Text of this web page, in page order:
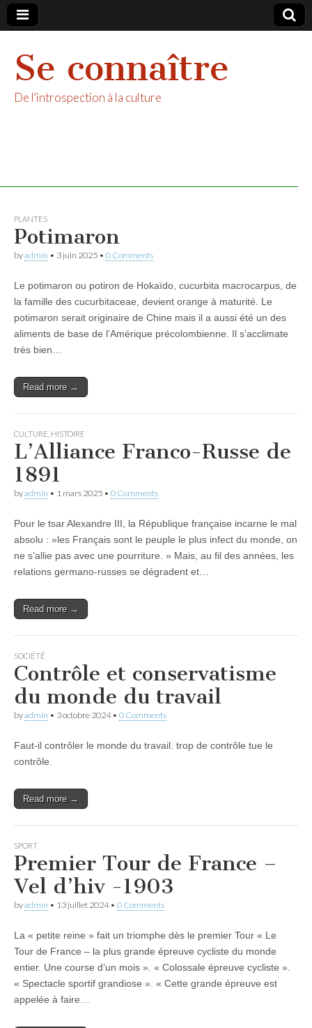
Se connaître
De l'introspection à la culture
PLANTES
Potimaron
byadmin • 3 juin 2025 • 0 Comments
Le potimaron ou potiron de Hokaïdo, cucurbita macrocarpus, de
la famille des cucurbitaceae, devient orange à maturité. Le
potimaron serait originaire de Chine mais il a aussi été un des
aliments de base de l’Amérique précolombienne. Il s’acclimate
très bien…
Read more →
CULTURE HISTOIRE
L’Alliance Franco-Russe de
1891
byadmin • 1 mars 2025 • 0 Comments
Pour le tsar Alexandre III, la République française incarne le mal
absolu : »les Français sont le peuple le plus infect du monde, on
ne s’allie pas avec une pourriture. » Mais, au fil des années, les
relations germano-russes se dégradent et…
Read more →
SOCIÉTÉ
Contrôle et conservatisme
du monde du travail
byadmin • 3 octobre 2024• 0 Comments
Faut-il contrôler le monde du travail. trop de contrôle tue le
contrôle.
Read more →
SPORT
Premier Tour de France –
Vel d’hiv -1903
byadmin • 13 juillet 2024• 0 Comments
La « petite reine » fait un triomphe dès le premier Tour « Le
Tour de France – la plus grande épreuve cycliste du monde
entier. Une course d’un mois ». « Colossale épreuve cycliste ».
« Spectacle sportif grandiose ». « Cette grande épreuve est
appelée à faire…